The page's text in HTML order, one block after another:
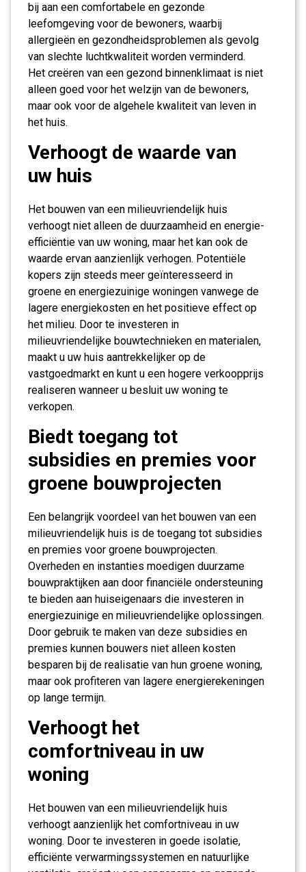
bij aan een comfortabele en gezonde
leefomgeving voor de bewoners, waarbij
allergieën en gezondheidsproblemen als gevolg
van slechte luchtkwaliteit worden verminderd.
Het creëren van een gezond binnenklimaat is niet
alleen goed voor het welzijn van de bewoners,
maar ook voor de algehele kwaliteit van leven in
het huis.
Verhoogt de waarde van
uw huis
Het bouwen van een milieuvriendelijk huis
verhoogt niet alleen de duurzaamheid en energie-
efficiëntie van uw woning, maar het kan ook de
waarde ervan aanzienlijk verhogen. Potentiële
kopers zijn steeds meer geïnteresseerd in
groene en energiezuinige woningen vanwege de
lagere energiekosten en het positieve effect op
het milieu. Door te investeren in
milieuvriendelijke bouwtechnieken en materialen,
maakt u uw huis aantrekkelijker op de
vastgoedmarkt en kunt u een hogere verkoopprijs
realiseren wanneer u besluit uw woning te
verkopen.
Biedt toegang tot
subsidies en premies voor
groene bouwprojecten
Een belangrijk voordeel van het bouwen van een
milieuvriendelijk huis is de toegang tot subsidies
en premies voor groene bouwprojecten.
Overheden en instanties moedigen duurzame
bouwpraktijken aan door financiële ondersteuning
te bieden aan huiseigenaars die investeren in
energiezuinige en milieuvriendelijke oplossingen.
Door gebruik te maken van deze subsidies en
premies kunnen bouwers niet alleen kosten
besparen bij de realisatie van hun groene woning,
maar ook profiteren van lagere energierekeningen
op lange termijn.
Verhoogt het
comfortniveau in uw
woning
Het bouwen van een milieuvriendelijk huis
verhoogt aanzienlijk het comfortniveau in uw
woning. Door te investeren in goede isolatie,
efficiënte verwarmingssystemen en natuurlijke